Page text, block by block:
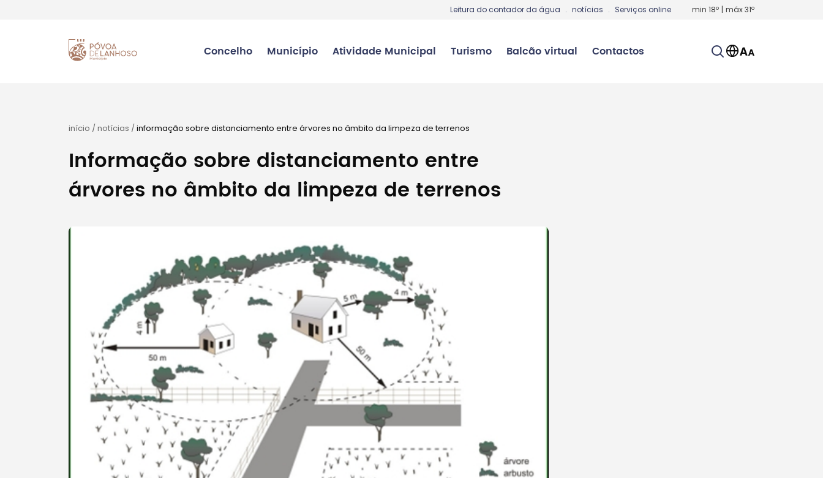
Leitura do contador da água . notícias . Serviços online min 18º | máx31º
Concelho Município Atividade Municipal Turismo Balcão virtual Contactos
Procurar
início /notícias /informação sobre distanciamento entre árvores no âmbito da limpeza de terrenos
Informação sobre distanciamento entre
árvores no âmbito da limpeza de terrenos